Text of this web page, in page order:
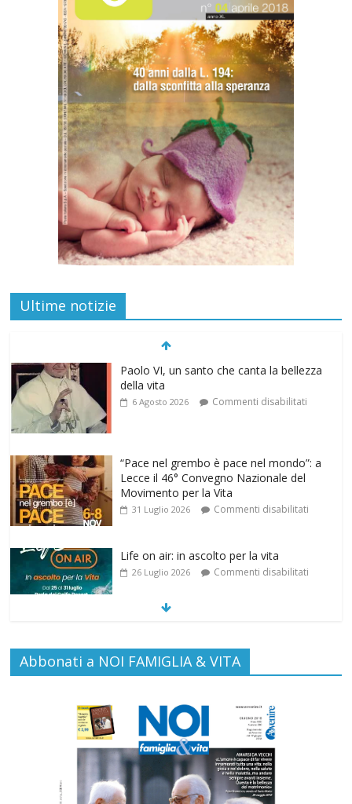
Ultime notizie
6 Agosto 2026
“Pace nel grembo è pace nel mondo”: a
Life on air: in ascolto per la vita
26 Luglio 2026 Commenti disabilitati
Emilia Romagna al suicidio assistito per
16 Luglio 2026 Commenti disabilitati
Carlo Casini, “giusto” perché testimone
della carità sociale
Abbonati a NOI FAMIGLIA & VITA